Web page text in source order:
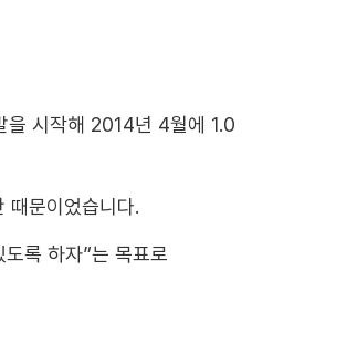
시작해 2014년 4월에 1.0
문이었습니다.
록 하자”는 목표로